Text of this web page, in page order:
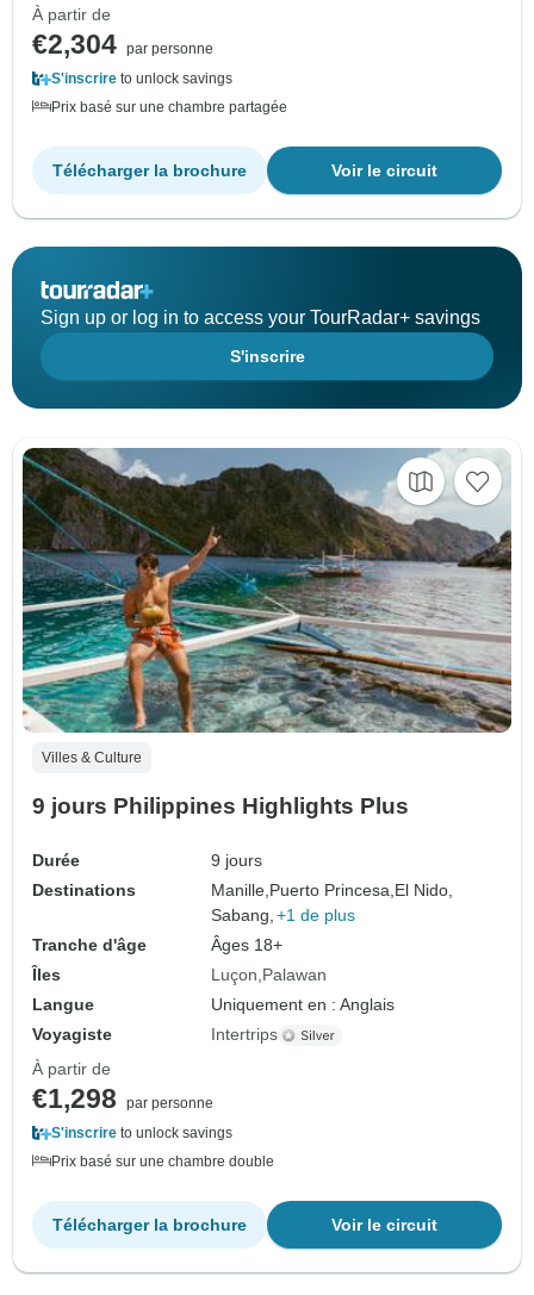
À partir de
€2,304 par personne
S'inscrire to unlock savings
Prix basé sur une chambre partagée
Voir le circuit
Télécharger la brochure
Sign up or log in to access your TourRadar+ savings
S'inscrire
Villes & Culture
9 jours Philippines Highlights Plus
Durée
9 jours
Destinations
Manille,Puerto Princesa,El Nido,
Sabang, +1 de plus
Tranche d'âge
Âges 18+
Îles
Luçon Palawan
Langue
Uniquement en : Anglais
Voyagiste
Intertrips
À partir de
€1,298
par personne
S'inscrire to unlock savings
Prix basé sur une chambre double
Voir le circuit
Télécharger la brochure